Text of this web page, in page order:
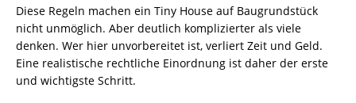
Diese Regeln machen ein Tiny House auf Baugrundstück
nicht unmöglich. Aber deutlich komplizierter als viele
denken. Wer hier unvorbereitet ist, verliert Zeit und Geld.
Eine realistische rechtliche Einordnung ist daher der erste
und wichtigste Schritt.